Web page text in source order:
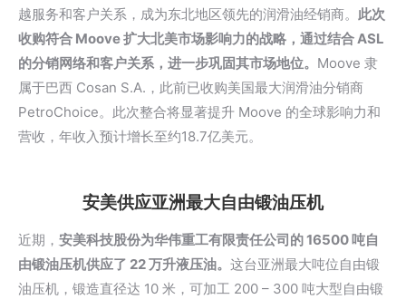
越服务和客户关系，成为东北地区领先的润滑油经销商。 此次
收购符合 Moove 扩大北美市场影响力的战略，通过结合 ASL
的分销网络和客户关系，进一步巩固其市场地位。 Moove 隶
属于巴西 Cosan S.A.，此前已收购美国最大润滑油分销商
PetroChoice。此次整合将显著提升 Moove 的全球影响力和
营收，年收入预计增长至约18.7亿美元。
安美供应亚洲最大自由锻油压机
近期， 安美科技股份为华伟重工有限责任公司的 16500 吨自
由锻油压机供应了 22 万升液压油。 这台亚洲最大吨位自由锻
油压机，锻造直径达 10 米，可加工 200 – 300 吨大型自由锻